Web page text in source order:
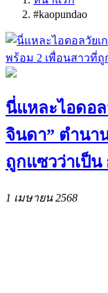
#kaopundao
นี่แหละไอดอ
จินดา” ตำนา
ถูกแซวว่าเป็
1 เมษายน 2568